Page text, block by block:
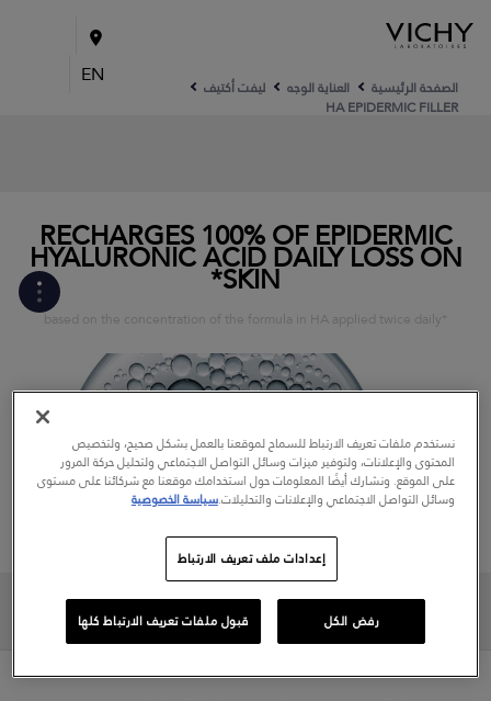
EN الصفحة الرئيسية العناية الوجه ليفت أكتيف
HA EPIDERMIC FILLER
RECHARGES 100% OF EPIDERMIC
HYALURONIC ACID DAILY LOSS ON
SKIN*
*based on the concentration of the formula in HA applied twice daily
INNOVATION: LIFTACTIV
SUPREME HA EPIDERMIC
FILLER
تركيبة المنتج
HOW IT ACTS ON SKIN
روتينك اليومي
SKINCONSULT
منتجات العائلة ليفت أكتيف
نستخدم ملفات تعريف الارتباط للسماح لموقعنا بالعمل بشكل صحيح، ولتخصيص
المحتوى والإعلانات، ولتوفير ميزات وسائل التواصل الاجتماعي ولتحليل حركة المرور
على الموقع. ونشارك أيضًا المعلومات حول استخدامك موقعنا مع شركائنا على مستوى
وسائل التواصل الاجتماعي والإعلانات والتحليلات.سياسة الخصوصية
إعدادات ملف تعريف الارتباط
رفض الكل قبول ملفات تعريف الارتباط كلها